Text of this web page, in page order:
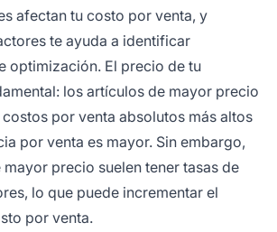
afectan tu costo por venta, y
te ayuda a identificar
optimización. El precio de tu
los artículos de mayor precio
por venta absolutos más altos
por venta es mayor. Sin embargo,
precio suelen tener tasas de
lo que puede incrementar el
por venta.